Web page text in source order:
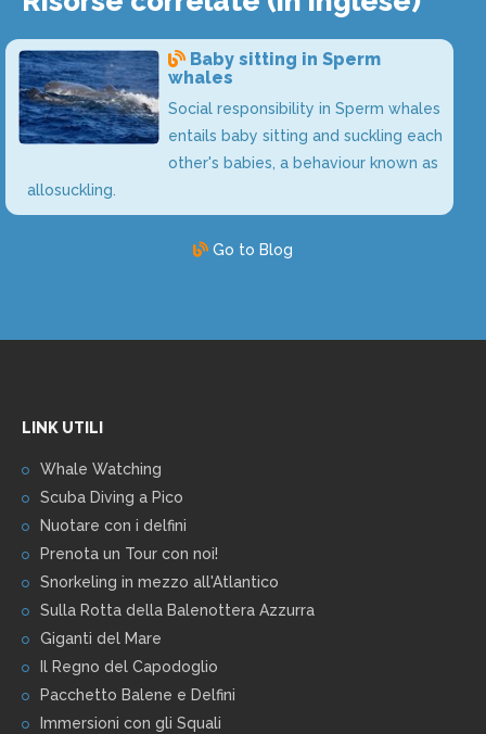
Baby sitting in Sperm
whales
Social responsibility in Sperm whales
entails baby sitting and suckling each
other's babies, a behaviour known as
allosuckling.
Go to Blog
LINK UTILI
Whale Watching
Scuba Diving a Pico
Nuotare con i delfini
Prenota un Tour con noi!
Snorkeling in mezzo all'Atlantico
Sulla Rotta della Balenottera Azzurra
Giganti del Mare
Il Regno del Capodoglio
Pacchetto Balene e Delfini
Immersioni con gli Squali